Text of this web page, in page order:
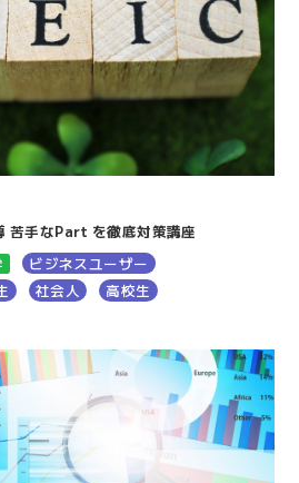
苦手なPart を徹底対策講座
ビジネスユーザー
社会人 高校生